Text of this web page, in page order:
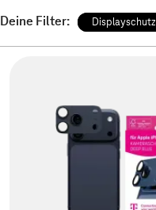
Deine Filter: Displayschutz